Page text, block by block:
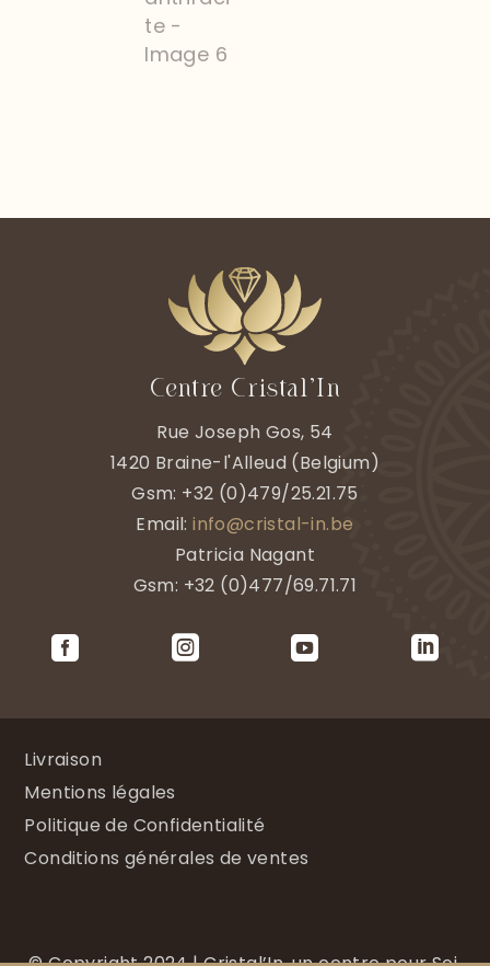
Centre Cristal’In
Rue Joseph Gos, 54
1420 Braine-l'Alleud (Belgium)
Gsm: +32 (0)479/25.21.75
Email:info@cristal-in.be
Patricia Nagant
Gsm: +32 (0)477/69.71.71
   
Livraison
Mentions légales
Politique de Confidentialité
Conditions générales de ventes